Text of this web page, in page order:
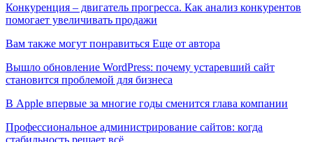
Конкуренция – двигатель прогресса. Как анализ конкурентов
помогает увеличивать продажи
Вам также могут понравиться Еще от автора
Вышло обновление WordPress: почему устаревший сайт
становится проблемой для бизнеса
В Apple впервые за многие годы сменится глава компании
Профессиональное администрирование сайтов: когда
стабильность решает всё